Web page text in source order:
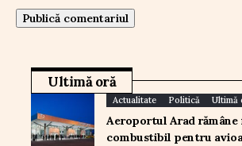
Ultimă oră
Actualitate Politică Ultimă
Aeroportul Arad rămâne
combustibil pentru